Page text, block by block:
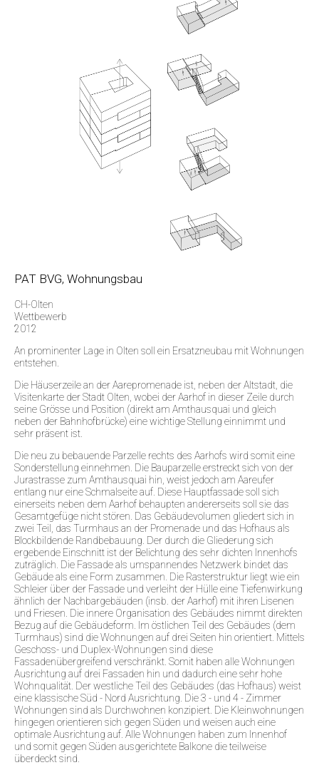
PAT BVG, Wohnungsbau
CH-Olten
Wettbewerb
2012
An prominenter Lage in Olten soll ein Ersatzneubau mit Wohnungen
entstehen.
Die Häuserzeile an der Aarepromenade ist, neben der Altstadt, die
Visitenkarte der Stadt Olten, wobei der Aarhof in dieser Zeile durch
seine Grösse und Position (direkt am Amthausquai und gleich
neben der Bahnhofbrücke) eine wichtige Stellung einnimmt und
sehr präsent ist.
Die neu zu bebauende Parzelle rechts des Aarhofs wird somit eine
Sonderstellung einnehmen. Die Bauparzelle erstreckt sich von der
Jurastrasse zum Amthausquai hin, weist jedoch am Aareufer
entlang nur eine Schmalseite auf. Diese Hauptfassade soll sich
einerseits neben dem Aarhof behaupten andererseits soll sie das
Gesamtgefüge nicht stören. Das Gebäudevolumen gliedert sich in
zwei Teil, das Turmhaus an der Promenade und das Hofhaus als
Blockbildende Randbebauung. Der durch die Gliederung sich
ergebende Einschnitt ist der Belichtung des sehr dichten Innenhofs
zuträglich. Die Fassade als umspannendes Netzwerk bindet das
Gebäude als eine Form zusammen. Die Rasterstruktur liegt wie ein
Schleier über der Fassade und verleiht der Hülle eine Tiefenwirkung
ähnlich der Nachbargebäuden (insb. der Aarhof) mit ihren Lisenen
und Friesen. Die innere Organisation des Gebäudes nimmt direkten
Bezug auf die Gebäudeform. Im östlichen Teil des Gebäudes (dem
Turmhaus) sind die Wohnungen auf drei Seiten hin orientiert. Mittels
Geschoss- und Duplex-Wohnungen sind diese
Fassadenübergreifend verschränkt. Somit haben alle Wohnungen
Ausrichtung auf drei Fassaden hin und dadurch eine sehr hohe
Wohnqualität. Der westliche Teil des Gebäudes (das Hofhaus) weist
eine klassische Süd - Nord Ausrichtung. Die 3 - und 4 - Zimmer
Wohnungen sind als Durchwohnen konzipiert. Die Kleinwohnungen
hingegen orientieren sich gegen Süden und weisen auch eine
optimale Ausrichtung auf. Alle Wohnungen haben zum Innenhof
und somit gegen Süden ausgerichtete Balkone die teilweise
überdeckt sind.